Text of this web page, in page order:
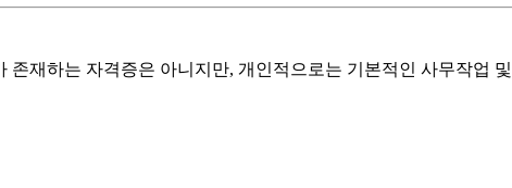
재하는 자격증은 아니지만, 개인적으로는 기본적인 사무작업